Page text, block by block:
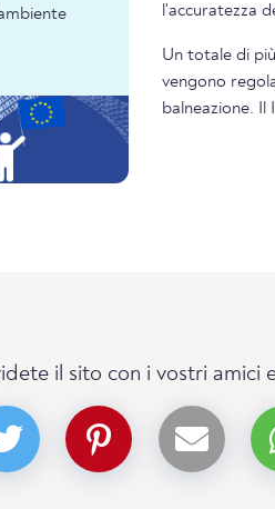
l'accuratezza
Un totale di
vengono
balneazione.
il sito con i vostri amici